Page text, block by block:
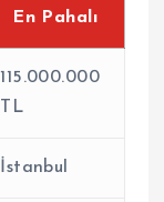
En Pahalı
115.000.000
TL
İstanbul